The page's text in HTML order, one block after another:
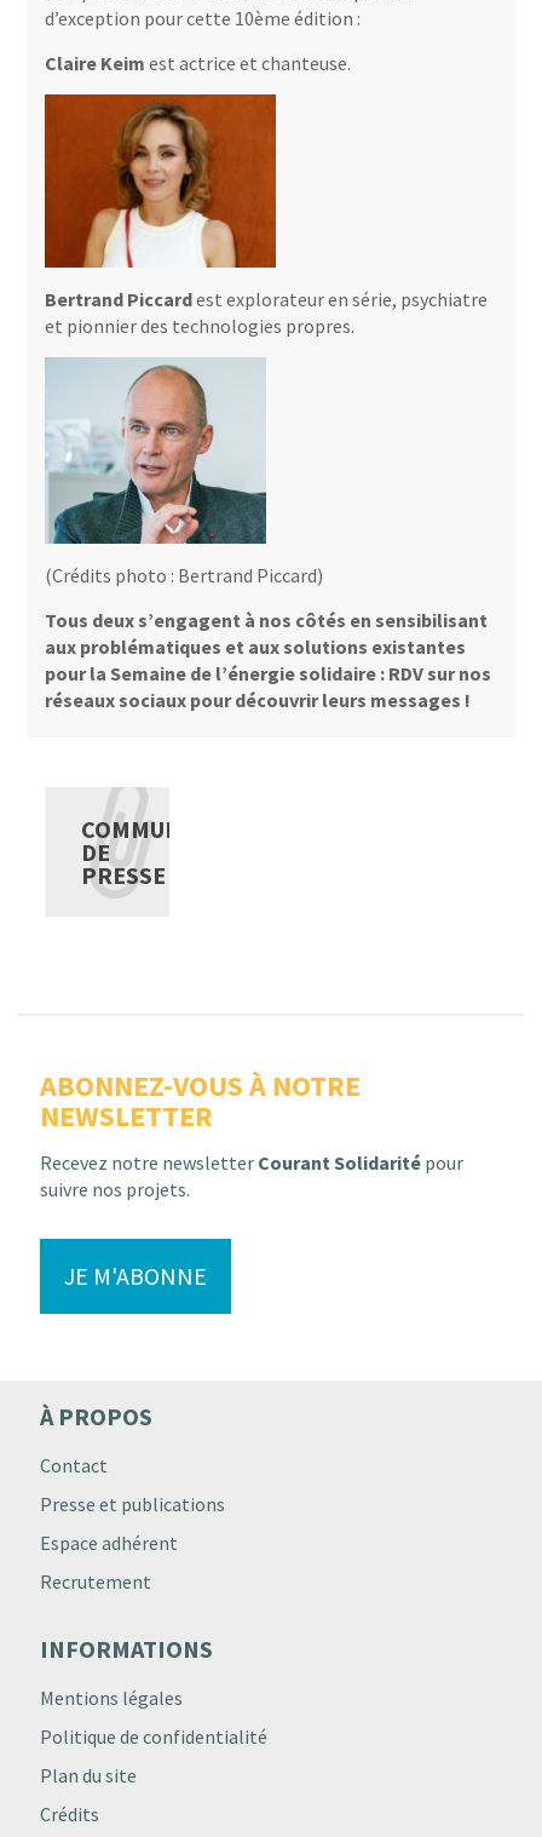
d’exception pour cette 10ème édition :
Claire Keim est actrice et chanteuse.
Bertrand Piccardest explorateur en série, psychiatre
et pionnier des technologies propres.
(Crédits photo : Bertrand Piccard)
Tous deux s’engagent à nos côtés en sensibilisant
aux problématiques et aux solutions existantes
pour la Semaine de l’énergie solidaire : RDV sur nos
réseaux sociaux pour découvrir leurs messages !
COMMUNIQUÉ
DE
PRESSE
ABONNEZ-VOUS À NOTRE
NEWSLETTER
Recevez notre newsletter Courant Solidarité pour
suivre nos projets.
JE M'ABONNE
À PROPOS
Contact
Presse et publications
Espace adhérent
Recrutement
INFORMATIONS
Mentions légales
Politique de confidentialité
Plan du site
Crédits